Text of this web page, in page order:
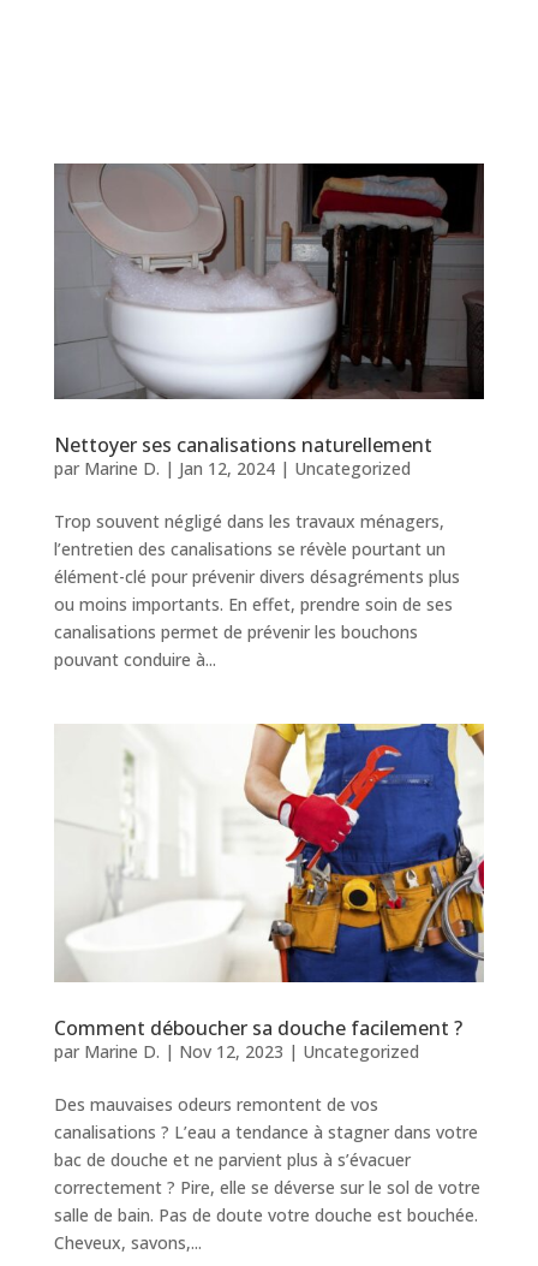
Nettoyer ses canalisations naturellement
par Marine D. | Jan 12, 2024| Uncategorized
Trop souvent négligé dans les travaux ménagers,
l’entretien des canalisations se révèle pourtant un
élément-clé pour prévenir divers désagréments plus
ou moins importants. En effet, prendre soin de ses
canalisations permet de prévenir les bouchons
pouvant conduire à...
Comment déboucher sa douche facilement ?
par Marine D. | Nov 12, 2023 | Uncategorized
Des mauvaises odeurs remontent de vos
canalisations ? L’eau a tendance à stagner dans votre
bac de douche et ne parvient plus à s’évacuer
correctement ? Pire, elle se déverse sur le sol de votre
salle de bain. Pas de doute votre douche est bouchée.
Cheveux, savons,...